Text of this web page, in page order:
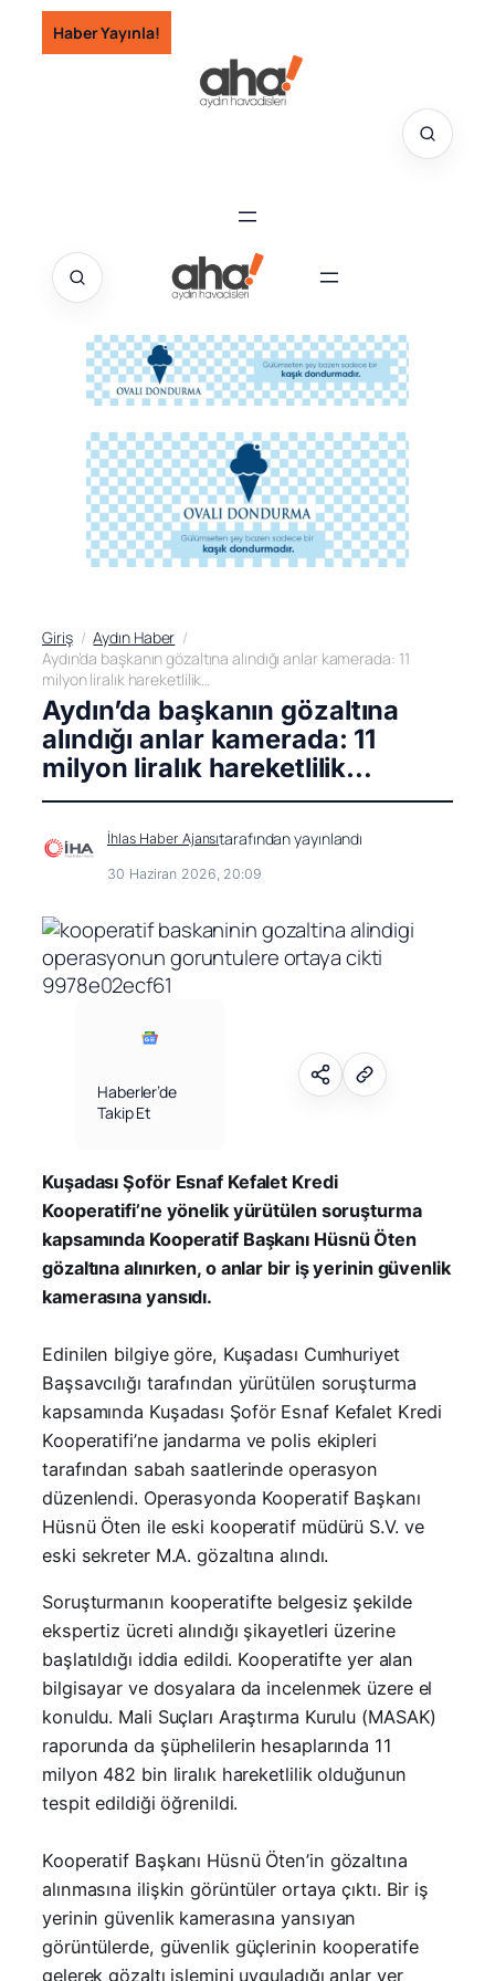
İçeriğe
geç
Haber Yayınla!
Giriş
Aydın Haber
Aydın’da başkanın gözaltına alındığı anlar kamerada: 11
milyon liralık hareketlilik…
Aydın’da başkanın gözaltına
alındığı anlar kamerada: 11
milyon liralık hareketlilik…
İhlas Haber Ajansıtarafından yayınlandı
30 Haziran 2026, 20:09
Haberler’de
Takip Et
Kuşadası Şoför Esnaf Kefalet Kredi
Kooperatifi’ne yönelik yürütülen soruşturma
kapsamında Kooperatif Başkanı Hüsnü Öten
gözaltına alınırken, o anlar bir iş yerinin güvenlik
kamerasına yansıdı.
Edinilen bilgiye göre, Kuşadası Cumhuriyet
Başsavcılığı tarafından yürütülen soruşturma
kapsamında Kuşadası Şoför Esnaf Kefalet Kredi
Kooperatifi’ne jandarma ve polis ekipleri
tarafından sabah saatlerinde operasyon
düzenlendi. Operasyonda Kooperatif Başkanı
Hüsnü Öten ile eski kooperatif müdürü S.V. ve
eski sekreter M.A. gözaltına alındı.
Soruşturmanın kooperatifte belgesiz şekilde
ekspertiz ücreti alındığı şikayetleri üzerine
başlatıldığı iddia edildi. Kooperatifte yer alan
bilgisayar ve dosyalara da incelenmek üzere el
konuldu. Mali Suçları Araştırma Kurulu (MASAK)
raporunda da şüphelilerin hesaplarında 11
milyon 482 bin liralık hareketlilik olduğunun
tespit edildiği öğrenildi.
Kooperatif Başkanı Hüsnü Öten’in gözaltına
alınmasına ilişkin görüntüler ortaya çıktı. Bir iş
yerinin güvenlik kamerasına yansıyan
görüntülerde, güvenlik güçlerinin kooperatife
gelerek gözaltı işlemini uyguladığı anlar yer